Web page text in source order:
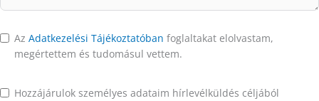
Az Adatkezelési Tájékoztatóban foglaltakat elolvastam,
megértettem és tudomásul vettem.
Hozzájárulok személyes adataim hírlevélküldés céljából